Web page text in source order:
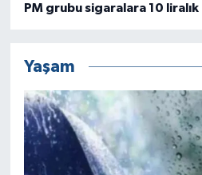
PM grubu sigaralara 10
Yaşam